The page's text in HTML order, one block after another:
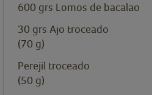
600 grs Lomos de bacalao
30 grs Ajo troceado
(70 g)
Perejil troceado
(50 g)